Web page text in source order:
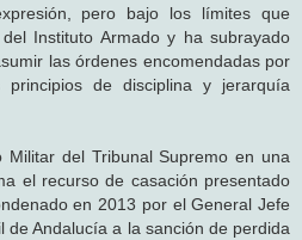
pero bajo los límites que
Instituto Armado y ha subrayado
las órdenes encomendadas por
de disciplina y jerarquía
del Tribunal Supremo en una
el recurso de casación presentado
en 2013 por el General Jefe
de Andalucía a la sanción de perdida